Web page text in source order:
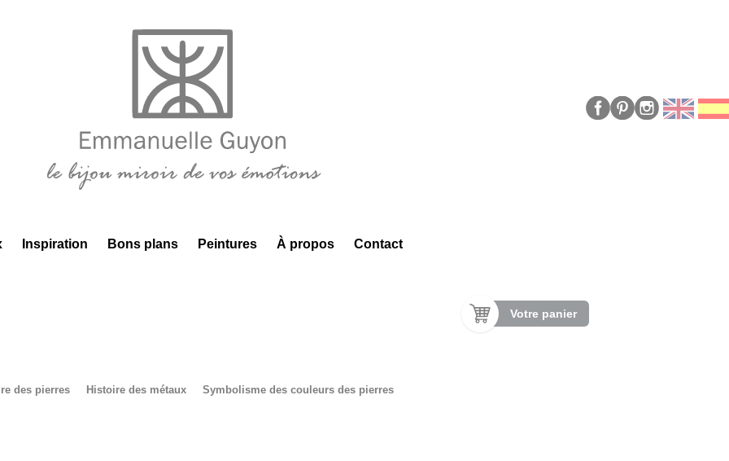
Inspiration Bons plans Peintures À propos Contact
Votre panier
des pierres Histoire des métaux Symbolisme des couleurs des pierres